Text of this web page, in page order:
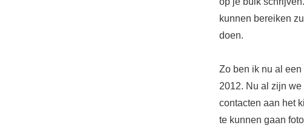
kunnen bereiken
doen.
Zo ben ik nu al
2012. Nu al zijn
contacten aan het
te kunnen gaan